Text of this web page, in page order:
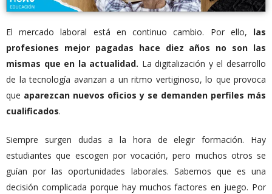
El mercado laboral está en continuo cambio. Por ello, las
profesiones mejor pagadas hace diez años no son las
mismas que en la actualidad. La digitalización y el desarrollo
de la tecnología avanzan a un ritmo vertiginoso, lo que provoca
que aparezcan nuevos oficios y se demanden perfiles más
cualificados.
Siempre surgen dudas a la hora de elegir formación. Hay
estudiantes que escogen por vocación, pero muchos otros se
guían por las oportunidades laborales. Sabemos que es una
decisión complicada porque hay muchos factores en juego. Por